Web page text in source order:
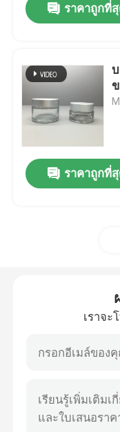
สินค้า
เกี่ยวกับเรา
ทัวร์โรงงาน
ขวดแก้วน้ำหอม
ราคาถูกที่
ราคาถูกที่
เราจะ